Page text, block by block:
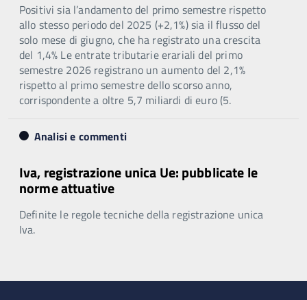
Positivi sia l’andamento del primo semestre rispetto
allo stesso periodo del 2025 (+2,1%) sia il flusso del
solo mese di giugno, che ha registrato una crescita
del 1,4% Le entrate tributarie erariali del primo
semestre 2026 registrano un aumento del 2,1%
rispetto al primo semestre dello scorso anno,
corrispondente a oltre 5,7 miliardi di euro (5.
Analisi e commenti
Iva, registrazione unica Ue: pubblicate le
norme attuative
Definite le regole tecniche della registrazione unica
Iva.